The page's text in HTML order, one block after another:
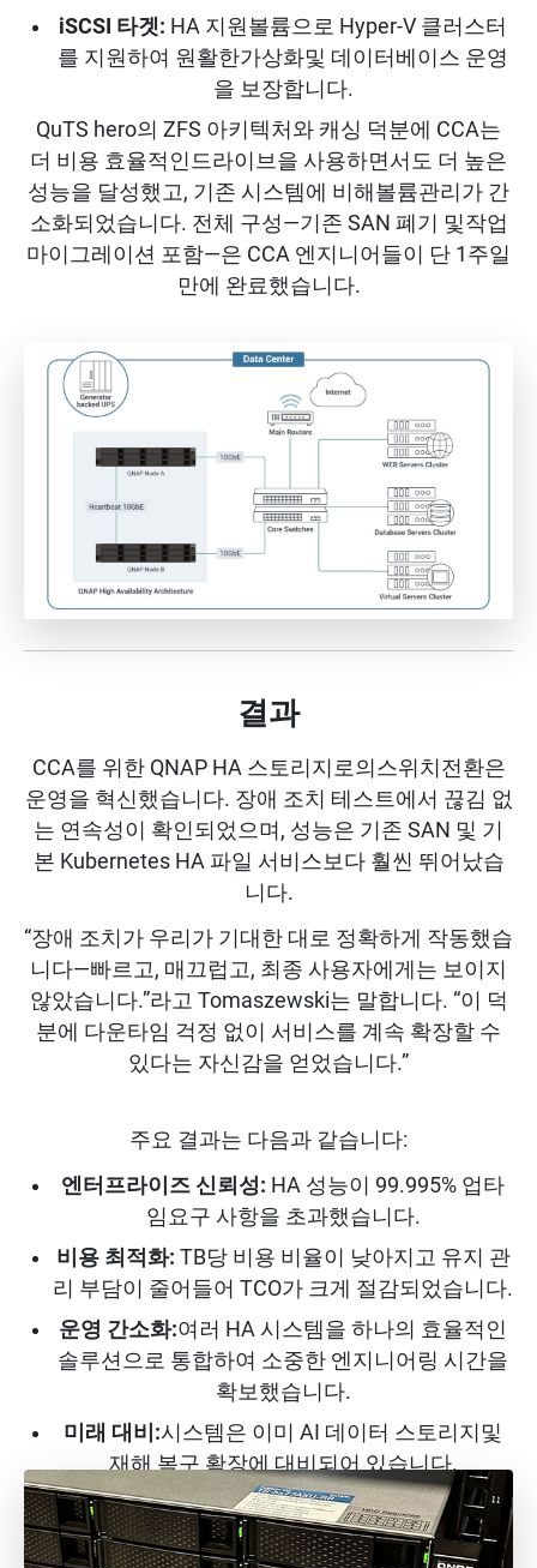
iSCSI 타겟: HA 지원볼륨으로 Hyper-V 클러스터
를 지원하여 원활한가상화및 데이터베이스 운영
을 보장합니다.
QuTS hero의 ZFS 아키텍처와 캐싱 덕분에 CCA는
더 비용 효율적인드라이브을 사용하면서도 더 높은
성능을 달성했고, 기존 시스템에 비해볼륨관리가 간
소화되었습니다. 전체 구성—기존 SAN 폐기 및작업
마이그레이션 포함—은 CCA 엔지니어들이 단 1주일
만에 완료했습니다.
결과
CCA를 위한 QNAP HA 스토리지로의스위치전환은
운영을 혁신했습니다. 장애 조치 테스트에서 끊김 없
는 연속성이 확인되었으며, 성능은 기존 SAN 및 기
본 Kubernetes HA 파일 서비스보다 훨씬 뛰어났습
니다.
“장애 조치가 우리가 기대한 대로 정확하게 작동했습
니다—빠르고, 매끄럽고, 최종 사용자에게는 보이지
않았습니다.”라고 Tomaszewski는 말합니다. “이 덕
분에 다운타임 걱정 없이 서비스를 계속 확장할 수
있다는 자신감을 얻었습니다.”
주요 결과는 다음과 같습니다:
엔터프라이즈 신뢰성: HA 성능이 99.995% 업타
임요구 사항을 초과했습니다.
비용 최적화: TB당 비용 비율이 낮아지고 유지 관
리 부담이 줄어들어 TCO가 크게 절감되었습니다.
운영 간소화:여러 HA 시스템을 하나의 효율적인
솔루션으로 통합하여 소중한 엔지니어링 시간을
확보했습니다.
미래 대비:시스템은 이미 AI 데이터 스토리지및
재해 복구 확장에 대비되어 있습니다.